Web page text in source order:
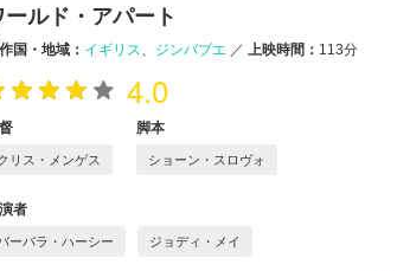
ールド・アパート
国・地域： イギリス ジンバブエ ／ 上映時間： 113分
4.0
リス・メンゲス
脚本
ショーン・スロヴォ
者
ーバラ・ハーシー ジョディ・メイ